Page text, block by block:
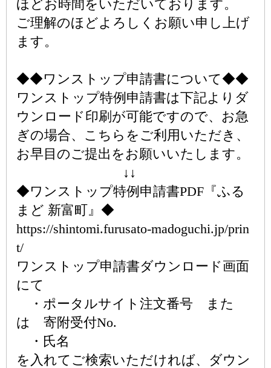
ほどお時間をいただいております。
ご理解のほどよろしくお願い申し上げ
ます。
◆◆ワンストップ申請書について◆◆
ワンストップ特例申請書は下記よりダ
ウンロード印刷が可能ですので、お急
ぎの場合、こちらをご利用いただき、
お早目のご提出をお願いいたします。
↓↓
◆ワンストップ特例申請書PDF『ふる
まど 新富町』◆
https://shintomi.furusato-madoguchi.jp/prin
t/
ワンストップ申請書ダウンロード画面
にて
・ポータルサイト注文番号 また
は 寄附受付No.
・氏名
を入れてご検索いただければ、ダウン